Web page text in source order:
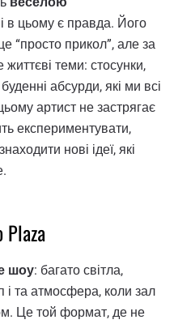
в цьому є правда. Його
“просто прикол”, але за
теми: стосунки,
абсурди, які ми всі
артист не застрягає
експериментувати,
нові ідеї, які
Plaza
шоу: багато світла,
і та атмосфера, коли зал
Це той формат, де не